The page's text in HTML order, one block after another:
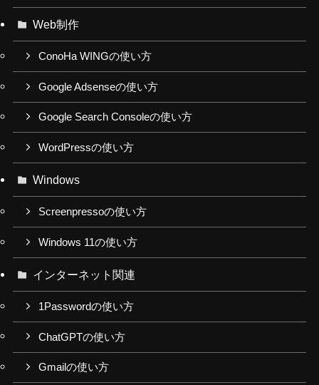
Web制作
ConoHa WINGの使い方
Google Adsenseの使い方
Google Search Consoleの使い方
WordPressの使い方
Windows
Screenpressoの使い方
Windows 11の使い方
インターネット関連
1Passwordの使い方
ChatGPTの使い方
Gmailの使い方